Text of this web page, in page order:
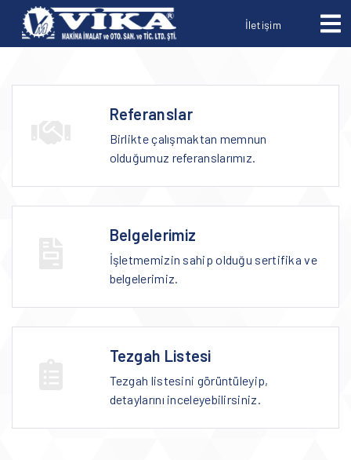
İletişim
Referanslar
Birlikte çalışmaktan memnun
olduğumuz referanslarımız.
Belgelerimiz
İşletmemizin sahip olduğu sertifika ve
belgelerimiz.
Tezgah Listesi
Tezgah listesini görüntüleyip,
detaylarını inceleyebilirsiniz.